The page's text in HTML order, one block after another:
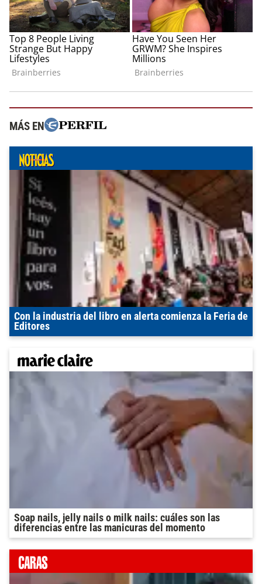
MÁS EN
Con la industria del libro en alerta comienza la Feria de
Editores
Soap nails, jelly nails o milk nails: cuáles son las
diferencias entre las manicuras del momento